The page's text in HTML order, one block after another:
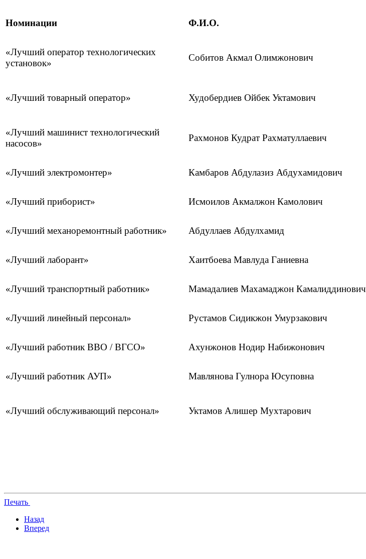
Номинации Ф.И.О.
«Лучший оператор технологических
установок»
Собитов Акмал Олимжонович
«Лучший товарный оператор» Худобердиев Ойбек Уктамович
«Лучший машинист технологический
насосов»
Рахмонов Кудрат Рахматуллаевич
«Лучший электромонтер» Камбаров Абдулазиз Абдухамидович
«Лучший приборист» Исмоилов Акмалжон Камолович
«Лучший механоремонтный работник» Абдуллаев Абдулхамид
«Лучший лаборант» Хаитбоева Мавлуда Ганиевна
«Лучший транспортный работник» Мамадалиев Махамаджон Камалиддинович
«Лучший линейный персонал» Рустамов Сидикжон Умурзакович
«Лучший работник ВВО / ВГСО» Ахунжонов Нодир Набижонович
«Лучший работник АУП» Мавлянова Гулнора Юсуповна
«Лучший обслуживающий персонал» Уктамов Алишер Мухтарович
Печать
Назад
Вперед